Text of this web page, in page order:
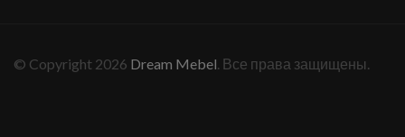
© Copyright 2026 Dream Mebel. Все права защищены.